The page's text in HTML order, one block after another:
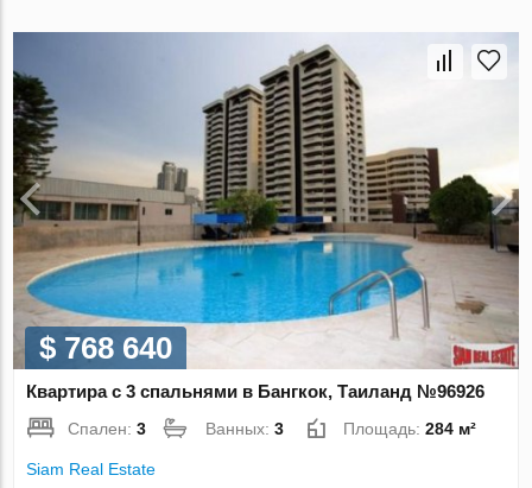
$ 768 640
Квартира с 3 спальнями в Бангкок, Таиланд №96926
Спален:3 Ванных:3 Площадь:284 м²
Siam Real Estate